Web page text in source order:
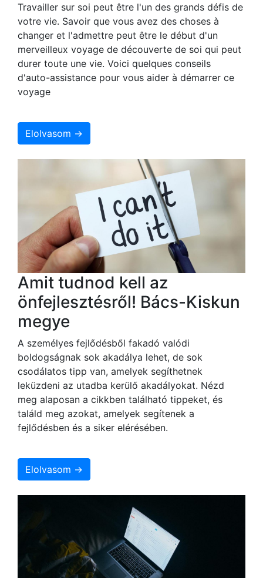
Travailler sur soi peut être l'un des grands défis de
votre vie. Savoir que vous avez des choses à
changer et l'admettre peut être le début d'un
merveilleux voyage de découverte de soi qui peut
durer toute une vie. Voici quelques conseils
d'auto-assistance pour vous aider à démarrer ce
voyage
Elolvasom →
Amit tudnod kell az
önfejlesztésről! Bács-Kiskun
megye
A személyes fejlődésből fakadó valódi
boldogságnak sok akadálya lehet, de sok
csodálatos tipp van, amelyek segíthetnek
leküzdeni az utadba kerülő akadályokat. Nézd
meg alaposan a cikkben található tippeket, és
találd meg azokat, amelyek segítenek a
fejlődésben és a siker elérésében.
Elolvasom →